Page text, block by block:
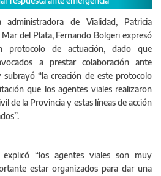
de Vialidad, Patricia
del Plata, Fernando Bolgeri expresó
protocolo de actuación, dado que
a prestar colaboración ante
subrayó “la creación de este protocolo
que los agentes viales realizaron
de la Provincia y estas líneas de acción
“los agentes viales son muy
estar organizados para dar una